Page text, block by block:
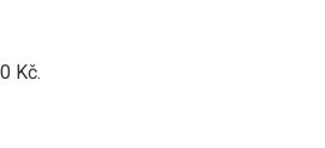
Kč.